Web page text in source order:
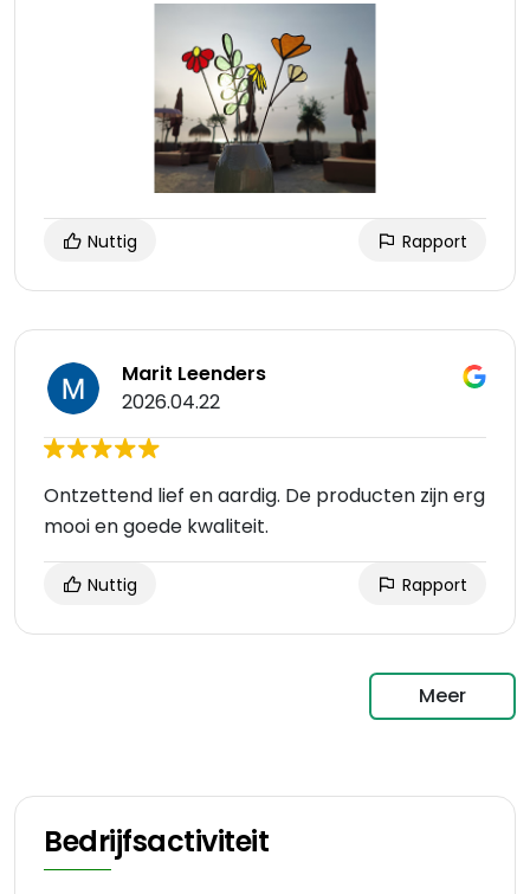
Nuttig Rapport
Marit Leenders
2026.04.22
Ontzettend lief en aardig. De producten zijn erg
mooi en goede kwaliteit.
Nuttig Rapport
Meer
Bedrijfsactiviteit